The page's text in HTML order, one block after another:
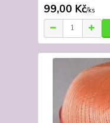
99,00 Kč/ks